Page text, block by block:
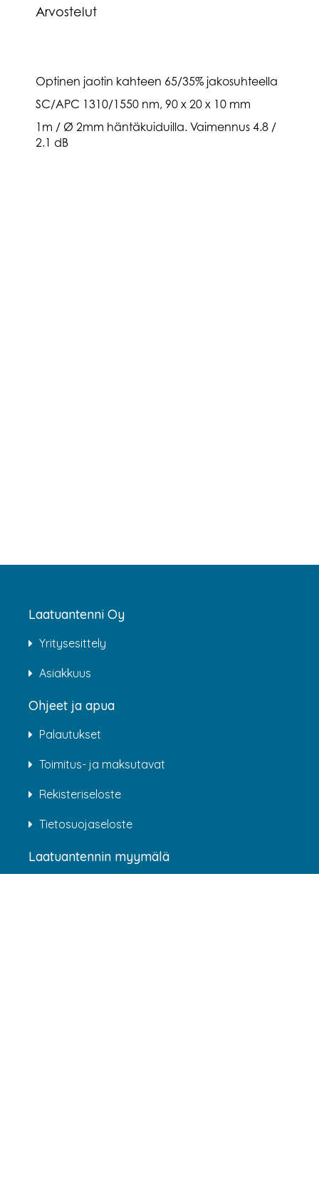
Arvostelut
Optinen jaotin kahteen 65/35% jakosuhteella
SC/APC 1310/1550 nm, 90 x 20 x 10 mm
1m / Ø 2mm häntäkuiduilla. Vaimennus 4.8 /
2.1 dB
Laatuantenni Oy
Yritysesittely
Asiakkuus
Ohjeet ja apua
Palautukset
Toimitus- ja maksutavat
Rekisteriseloste
Tietosuojaseloste
Laatuantennin myymälä